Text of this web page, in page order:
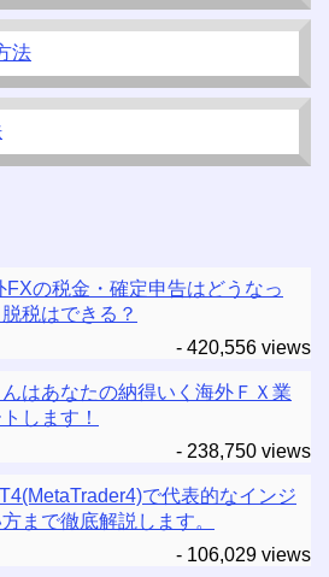
法
FXの税金・確定申告はどうなっ
税はできる？
- 420,556 views
はあなたの納得いく海外ＦＸ業
します！
- 238,750 views
で代表的なインジ
まで徹底解説します。
- 106,029 views